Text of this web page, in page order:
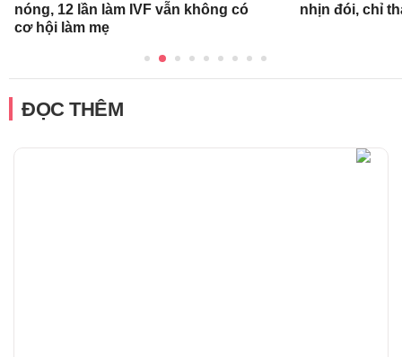
nóng, 12 lần làm IVF vẫn không có
cơ hội làm mẹ
nhịn đói, chỉ
ĐỌC THÊM